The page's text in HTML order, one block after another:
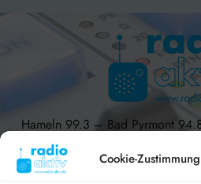
Cookie-
Hameln 99.3 – Bad Pyrmont
DAB+